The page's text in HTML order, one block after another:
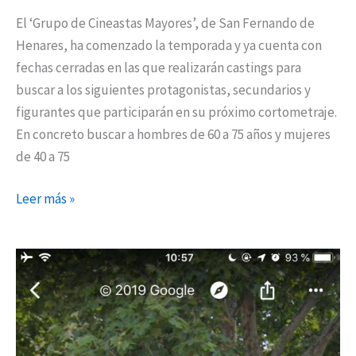
El ‘Grupo de Cineastas Mayores’, de San Fernando de
Henares, ha comenzado la temporada y ya cuenta con
fechas cerradas en las que realizarán castings para
buscar a los siguientes protagonistas, secundarios y
figurantes que participarán en su próximo cortometraje.
En concreto buscar a hombres de 60 a 75 años y mujeres
de 40 a 75
Leer más »
El
Parque
‘Eugenia
de
Montijo’